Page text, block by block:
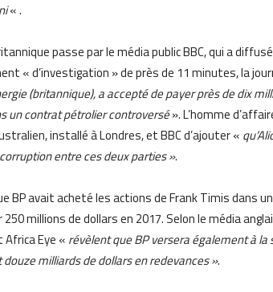
« .
passe par le média public BBC, qui a
« d’investigation » de près de 11 minutes, la
(britannique), a accepté de payer près de dix
un contrat pétrolier controversé». L’homme
installé à Londres, et BBC d’ajouter «
entre ces deux parties ».
BP avait acheté les actions de Frank Timis dans
250 millions de dollars en 2017. Selon le média
Eye « révèlent que BP versera également à
milliards de dollars en redevances ».